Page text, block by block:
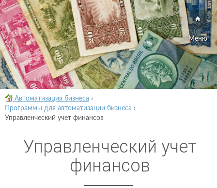
Меню
Автоматизация бизнеса ›
Программы для автоматизации бизнеса ›
Управленческий учет финансов
Управленческий учет
финансов